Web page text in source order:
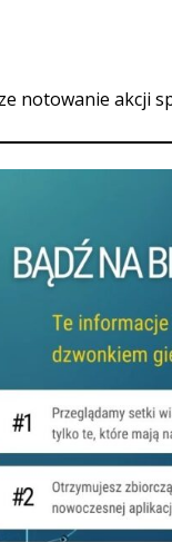
notowanie akcji